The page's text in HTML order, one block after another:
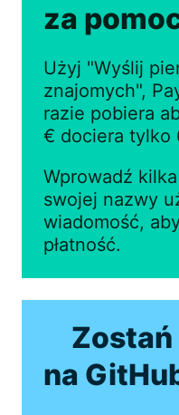
za
Użyj "Wyślij
znajomych",
razie pobiera
€ dociera tylko
Wprowadź
swojej nazwy
wiadomość,
płatność.
Zostań
na